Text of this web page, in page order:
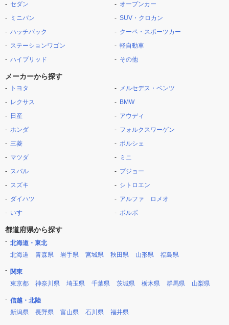
セダン
ミニバン
ハッチバック
ステーションワゴン
ハイブリッド
オープンカー
SUV・クロカン
クーペ・スポーツカー
軽自動車
その他
メーカーから探す
トヨタ
レクサス
日産
ホンダ
三菱
マツダ
スバル
スズキ
ダイハツ
いすゞ
メルセデス・ベンツ
BMW
アウディ
フォルクスワーゲン
ポルシェ
ミニ
プジョー
シトロエン
アルファ ロメオ
ボルボ
都道府県から探す
北海道・東北
北海道
青森県 岩手県 宮城県 秋田県 山形県 福島県
関東
東京都
神奈川県 埼玉県 千葉県 茨城県 栃木県 群馬県 山梨県
信越・北陸
新潟県
長野県 富山県 石川県 福井県